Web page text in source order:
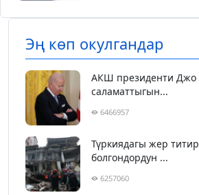
Эң көп окулгандар
АКШ президенти Джо
саламаттыгын...
6466957
Түркиядагы жер
болгондордун ...
6257060